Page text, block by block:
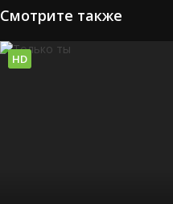
Смотрите также
HD